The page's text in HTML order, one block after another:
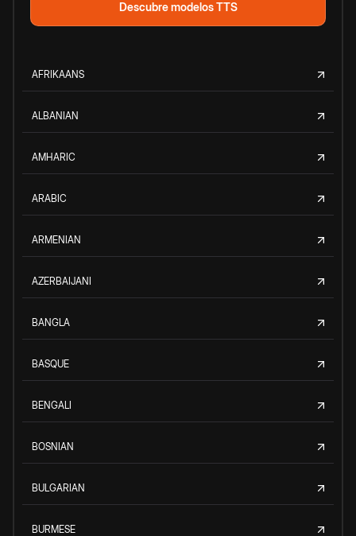
Descubre modelos TTS
AFRIKAANS
ALBANIAN
AMHARIC
ARABIC
ARMENIAN
AZERBAIJANI
BANGLA
BASQUE
BENGALI
BOSNIAN
BULGARIAN
BURMESE